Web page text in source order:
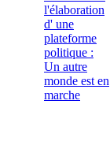
l'élaboration
d' une
plateforme
politique :
Un autre
monde est en
marche